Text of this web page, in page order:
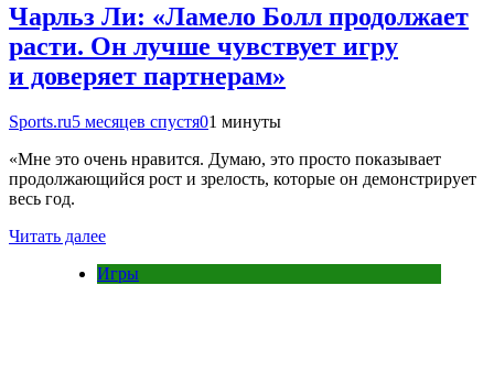
Чарльз Ли: «Ламело Болл продолжает
расти. Он лучше чувствует игру
и доверяет партнерам»
Sports.ru5 месяцев спустя01 минуты
«Мне это очень нравится. Думаю, это просто показывает
продолжающийся рост и зрелость, которые он демонстрирует
весь год.
Читать далее
Игры